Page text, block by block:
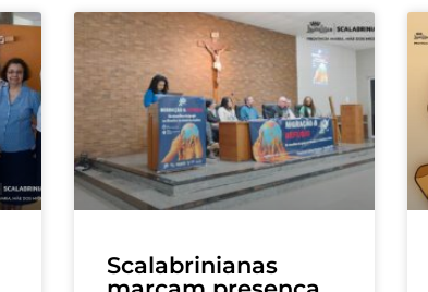
Scalabrinianas